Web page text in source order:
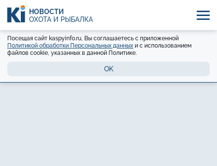
НОВОСТИ
ОХОТА И РЫБАЛКА
Посещая сайт kaspyinfo.ru, Вы соглашаетесь с приложенной
Политикой обработки Персональных данных и с использованием
файлов cookie, указанных в данной Политике.
OK